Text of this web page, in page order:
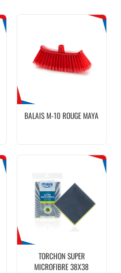
BALAIS M-10 ROUGE MAYA
TORCHON SUPER
MICROFIBRE 38X38